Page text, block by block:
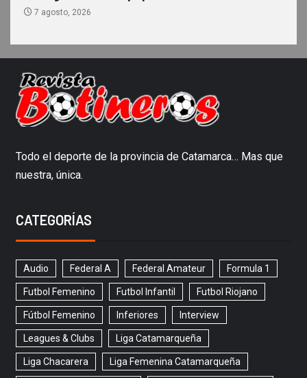
7 agosto, 2026
Todo el deporte de la provincia de Catamarca… Mas que
nuestra, única.
CATEGORÍAS
Audio Federal A Federal Amateur Formula 1
Futbol Femenino Futbol Infantil Futbol Riojano
Fútbol Femenino Inferiores Interview
Leagues & Clubs Liga Catamarqueña
Liga Chacarera Liga Femenina Catamarqueña